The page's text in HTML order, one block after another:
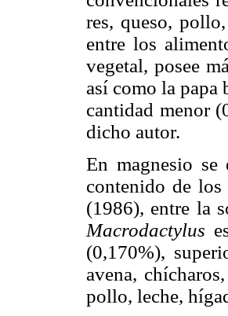
res, queso,
entre los
vegetal, posee
así como la
cantidad menor
dicho autor.
En magnesio se
contenido de los
(1986), entre la
Macrodactylus
(0,170%),
avena,
pollo, leche,